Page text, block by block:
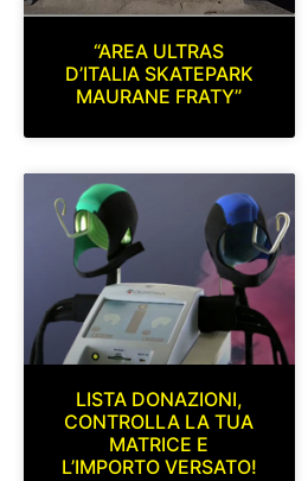
“AREA ULTRAS
D’ITALIA SKATEPARK
MAURANE FRATY”
LISTA DONAZIONI,
CONTROLLA LA TUA
MATRICE E
L’IMPORTO VERSATO!